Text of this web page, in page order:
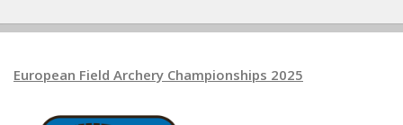
European Field Archery Championships 2025